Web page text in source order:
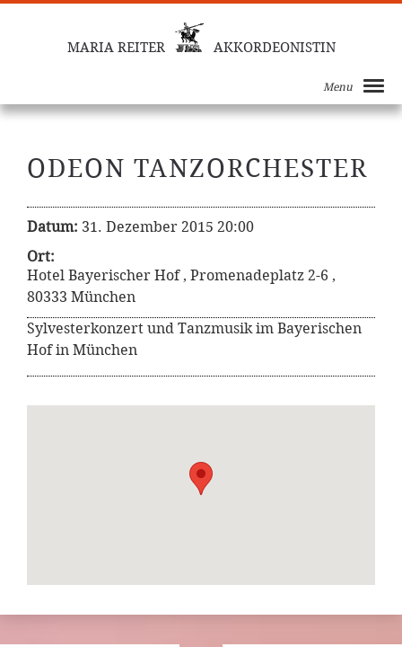
MARIA REITER AKKORDEONISTIN
Menu
ODEON TANZORCHESTER
Datum: 31. Dezember 2015 20:00
Ort:
Hotel Bayerischer Hof , Promenadeplatz 2-6 ,
80333 München
Sylvesterkonzert und Tanzmusik im Bayerischen
Hof in München